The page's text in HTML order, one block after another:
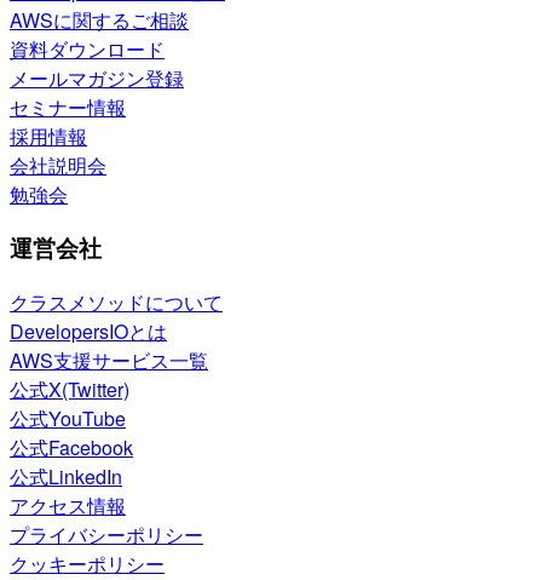
AWSに関するご相談
資料ダウンロード
メールマガジン登録
セミナー情報
採用情報
会社説明会
勉強会
運営会社
クラスメソッドについて
DevelopersIOとは
AWS支援サービス一覧
公式X(Twitter)
公式YouTube
公式Facebook
公式LinkedIn
アクセス情報
プライバシーポリシー
クッキーポリシー